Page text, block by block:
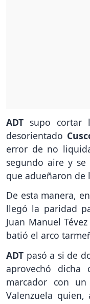
ADT supo cortar
desorientado
error de no
segundo aire y
que adueñaron de
De esta manera,
llegó la paridad
Juan Manuel
batió el arco
ADT pasó a si de
aprovechó
marcador con
Valenzuela